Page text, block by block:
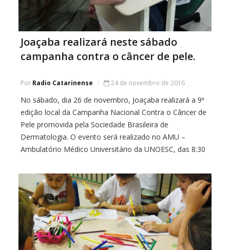
Joaçaba realizará neste sábado
campanha contra o câncer de pele.
Por Radio Catarinense 24 de novembro de 2016
No sábado, dia 26 de novembro, Joaçaba realizará a 9ª
edição local da Campanha Nacional Contra o Câncer de
Pele promovida pela Sociedade Brasileira de
Dermatologia. O evento será realizado no AMU –
Ambulatório Médico Universitário da UNOESC, das 8:30
Brasileira de Dermatologia com apoio da faculdade de
[…]